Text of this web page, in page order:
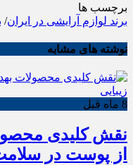
برچسب ها
برند لوازم آرایشی در ایران/
نوشته های مشابه
8 ماه قبل
نقش کلیدی
از پوست در